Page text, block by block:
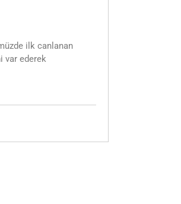
ilk canlanan
var ederek